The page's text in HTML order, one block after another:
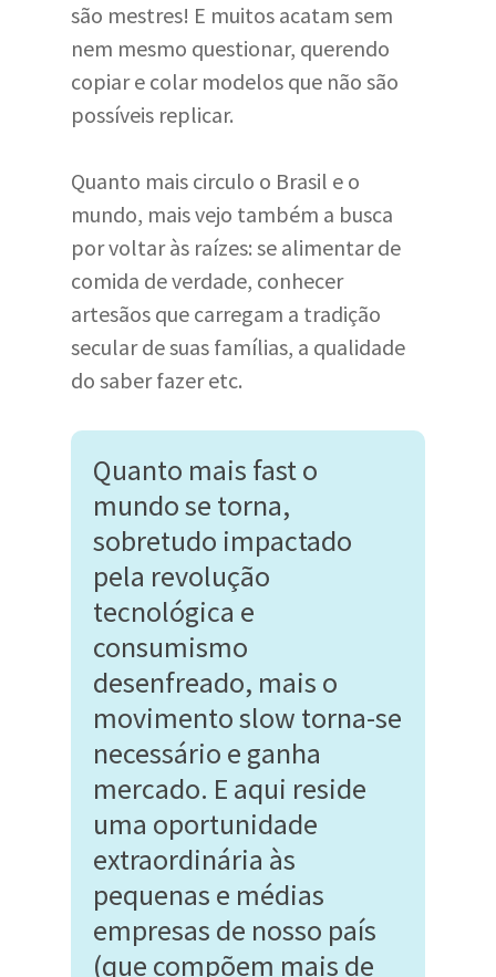
são mestres! E muitos acatam sem
nem mesmo questionar, querendo
copiar e colar modelos que não são
possíveis replicar.
Quanto mais circulo o Brasil e o
mundo, mais vejo também a busca
por voltar às raízes: se alimentar de
comida de verdade, conhecer
artesãos que carregam a tradição
secular de suas famílias, a qualidade
do saber fazer etc.
Quanto mais fast o
mundo se torna,
sobretudo impactado
pela revolução
tecnológica e
consumismo
desenfreado, mais o
movimento slow torna-se
necessário e ganha
mercado. E aqui reside
uma oportunidade
extraordinária às
pequenas e médias
empresas de nosso país
(que compõem mais de